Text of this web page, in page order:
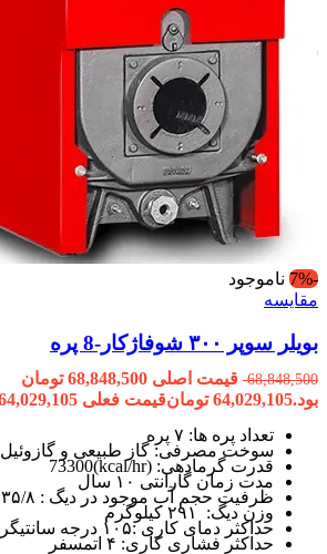
-7%
ناموجود
مقایسه
بویلر سوپر ۳۰۰ شوفاژکار-8 پره
68,848,500
قیمت اصلی 68,848,500 تومان
بود.64,029,105 تومانقیمت فعلی 64,029,105 تومان است.
تعداد پره ها: ۷ پره
سوخت مصرفی: گاز طبیعی و گازوئیل
قدرت گرمادهی: (kcal/hr)73300
مدت زمان گارانتی ۱۰ سال
ظرفیت حجم آب موجود در دیگ : ۳۵/۸لیتر
وزن دیگ: ۲۹۱ کیلوگرم
حداکثر دمای کاری :۱۰۵ درجه سانتیگراد
حداکثر فشاری کاری: ۴ اتمسفر